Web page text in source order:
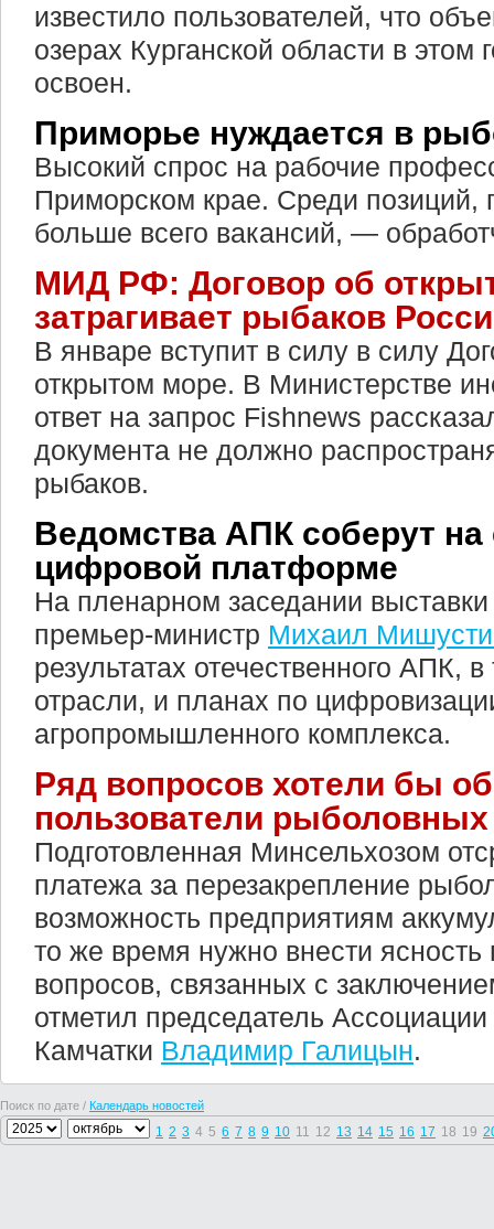
известило пользователей, что
озерах Курганской области в этом
освоен.
Приморье нуждается в
Высокий спрос на рабочие
Приморском крае. Среди позиций,
больше всего вакансий, —
МИД РФ: Договор об
затрагивает рыбаков
В январе вступит в силу в силу
открытом море. В Министерстве
ответ на запрос Fishnews
документа не должно
рыбаков.
Ведомства АПК соберут на
цифровой платформе
На пленарном заседании
премьер-министр Михаил
результатах отечественного АПК,
отрасли, и планах по
агропромышленного комплекса.
Ряд вопросов хотели бы
пользователи рыболовных
Подготовленная Минсельхозом
платежа за перезакрепление
возможность предприятиям
то же время нужно внести
вопросов, связанных с
отметил председатель
Камчатки Владимир Галицын.
Поиск по дате / Календарь новостей
1 2 3 4 5 6 7 8 9 10 11 12 13 14 15 16 17 18 19